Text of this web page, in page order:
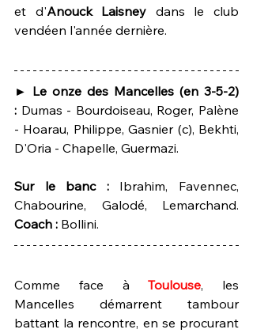
et d'Anouck Laisney dans le club
vendéen l'année dernière.
► Le onze des Mancelles (en 3-5-2)
: Dumas - Bourdoiseau, Roger, Palène
- Hoarau, Philippe, Gasnier (c), Bekhti,
D'Oria - Chapelle, Guermazi.
Sur le banc : Ibrahim, Favennec,
Coach : Bollini.
Comme face à Toulouse, les
Mancelles démarrent tambour
battant la rencontre, en se procurant